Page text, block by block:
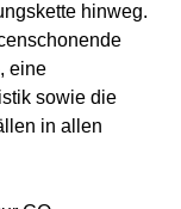
hinweg.
eine
sowie die
in allen